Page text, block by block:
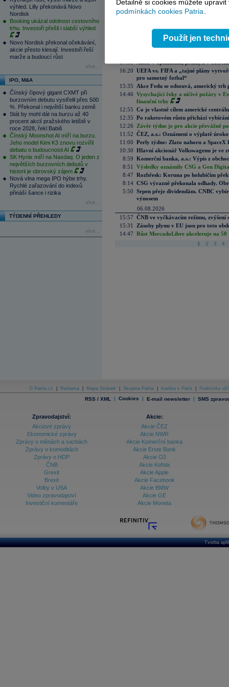
výhled. Lilly překonává Novo
Nordisk
Booking ukázal odolnost cestovního
trhu. Investoři přešli i slabší výhled
Novo Nordisk překonal očekávání,
akcie přesto klesají. Investoři řeší
marže a budoucí růst
více...
IPO, M&A
Čínský čipový gigant CXMT při
burzovním debutu vystřelil přes 500
%. Překonal i největší banku země
Stát by mohl dát na burzu až 40
procent akcií pražského letiště v
roce 2028, řekl Babiš
Čínský Moonshot AI míří na burzu.
Jeho model Kimi K3 znovu rozvířil
debatu o budoucnosti AI
SK Hynix míří na Nasdaq. O jeden z
největších burzovních debutů v
historii je obrovský zájem
Nová vlna mega IPO hýbe trhy.
Rychlé zařazování do indexů
přináší šance i rizika
více...
TÝDENNÍ PŘEHLEDY
více...
Aktuální komentáře
Víkendář: Trhy nemají rády
07.08.2026
17:51 Akcie v optimismu, průmysl v
16:20 UEFA vs. FIFA a „tajné plány
pro samotný fotbal“
15:35
Akce Fedu se odsouvá, americký
14:46 Vysychající řeky a ničivé požáry v
finanční trhy
12:55 Co je vlastně cílem americké
12:35 Po raketovém růstu přichází
12:26
Závěr týdne je pro akcie převážně
11:52 ČEZ, a.s.: Oznámení o výplatě
11:00 Perly týdne: Zlato nahoru a SpaceX
10:30 Hlavní akcionář Volkswagenu je ve
8:59 Komerční banka, a.s.: Výpis z
8:51
Výsledky oznámily CSG a Gen
8:47 Rozbřesk: Koruna po holubičím
8:14 CSG výrazně překonala odhady.
5:50 Srpen přeje dividendám. CNBC
výnosem
06.08.2026
15:57 ČNB ve vyčkávacím režimu, zvýšení
15:31
Zásoby plynu v EU jsou pro toto
14:47 Růst MercadoLibre akceleruje na
1 2 3 4
O Patria.cz Reklama Mapa Stránek Skupina Patria Kariéra v Patrii Podmínky
RSS / XML | Cookies | E-mail newsletter | SMS
Zpravodajství:
Akciové zprávy
Ekonomické zprávy
Zprávy o měnách a sazbách
Zprávy o komoditách
Zprávy o HDP
ČNB
Grexit
Brexit
Volby v USA
Video zpravodajství
Investiční komentáře
Akcie:
Akcie ČEZ
Akcie NWR
Akcie Komerční banka
Akcie Erste Bank
Akcie O2
Akcie Kofola
Akcie Apple
Akcie Facebook
Akcie BMW
Akcie GE
Akcie Moneta
Tvorba
Detailně si cookies můžete
podmínkách cookies Patria.
Použít jen